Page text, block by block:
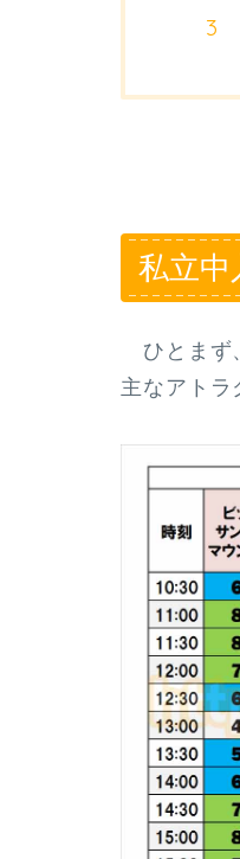
私立中
ひとまず
主なアトラ